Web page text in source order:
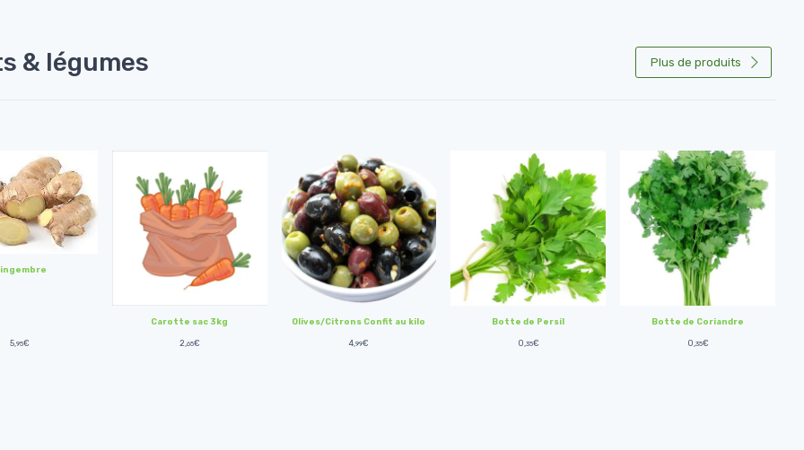
& légumes Plus de produits
5,95€
Carotte sac 3kg
2, 65€
Olives/Citrons Confit au kilo
4, 99€
Botte de Persil
0, 35€
Botte de Coriandre
0, 35€